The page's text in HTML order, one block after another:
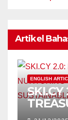
Artikel
ENGLISH